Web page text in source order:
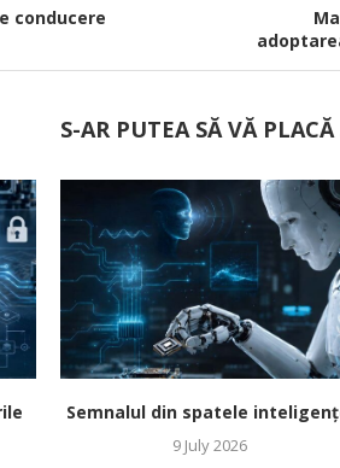
conducere
S-AR PUTEA SĂ VĂ PLACĂ
Semnalul din spatele
9 July 2026